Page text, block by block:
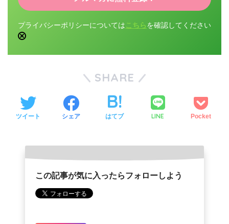
プライバシーポリシーについては こちら を確認してください
SHARE
ツイート シェア はてブ LINE Pocket
この記事が気に入ったらフォローしよう